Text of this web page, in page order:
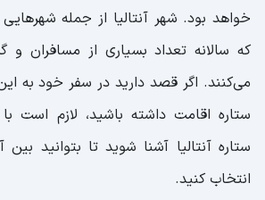
خواهد بود. شهر آنتالیا از جمله
که سالانه تعداد بسیاری از مسافران و
ستاره آنتالیا آشنا شوید تا بتوانید
انتخاب کنید.